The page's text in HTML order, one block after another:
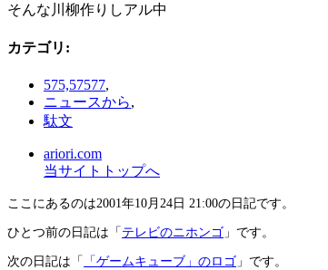
そんな川柳作りしアル中
カテゴリ :
575,57577,
ニュースから,
駄文
ariori.com
当サイトトップへ
ここにあるのは2001年10月24日 21:00の日記です。
ひとつ前の日記は「 テレビのニホンゴ 」です。
次の日記は「 「ゲームキューブ」のロゴ 」です。